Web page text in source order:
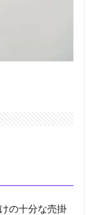
の十分な売掛